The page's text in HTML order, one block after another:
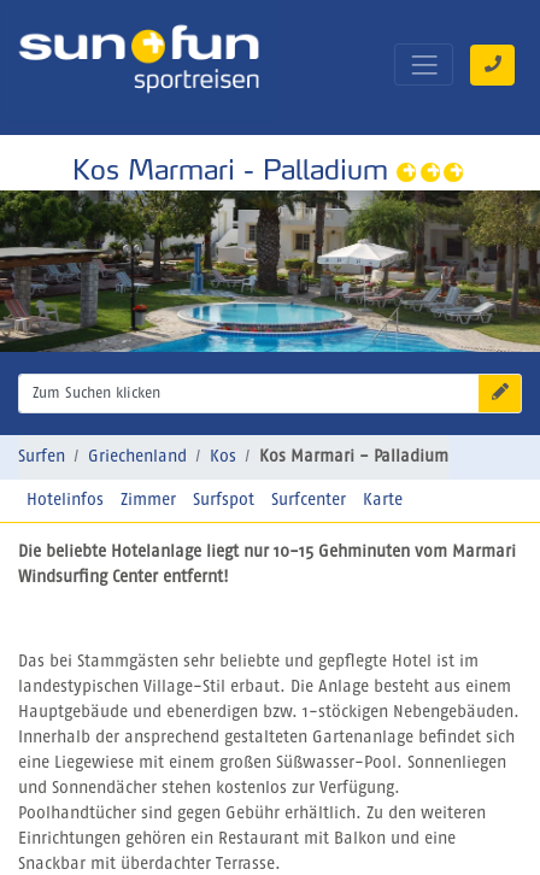
Kos Marmari - Palladium
Zum Suchen klicken
Surfen Griechenland Kos Kos Marmari - Palladium
Hotelinfos Zimmer Surfspot Surfcenter Karte
Die beliebte Hotelanlage liegt nur 10-15 Gehminuten vom Marmari
Windsurfing Center entfernt!
Das bei Stammgästen sehr beliebte und gepflegte Hotel ist im
landestypischen Village-Stil erbaut. Die Anlage besteht aus einem
Hauptgebäude und ebenerdigen bzw. 1-stöckigen Nebengebäuden.
Innerhalb der ansprechend gestalteten Gartenanlage befindet sich
eine Liegewiese mit einem großen Süßwasser-Pool. Sonnenliegen
und Sonnendächer stehen kostenlos zur Verfügung.
Poolhandtücher sind gegen Gebühr erhältlich. Zu den weiteren
Einrichtungen gehören ein Restaurant mit Balkon und eine
Snackbar mit überdachter Terrasse.